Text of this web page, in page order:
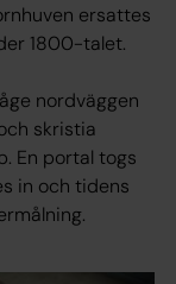
ersattes
1800-talet.
nordväggen
skristia
En portal togs
in och tidens